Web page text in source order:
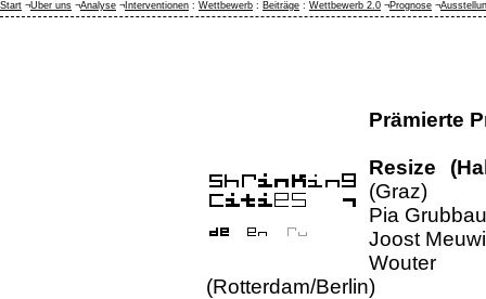
Prämierte
Resize
(Graz)
Pia
Joost
Wouter
(Rotterdam/Berlin)
Start ¬Über uns ¬Analyse ¬ Interventionen : Wettbewerb : Beiträge : Wettbewerb 2.0 ¬Prognose ¬